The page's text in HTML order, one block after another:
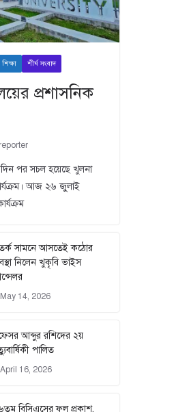
শিক্ষা শীর্ষ সংবাদ
প্রশাসনিক
পর সচল হয়েছে খুলনা
আজ ২৬ জুুলাই
সামনে আসতেই কঠোর
নিলেন খুকৃবি ভাইস
May 14, 2026
আব্দুর রশিদের ২য়
পালিত
April 16, 2026
বিসিএসের ফল প্রকাশ,